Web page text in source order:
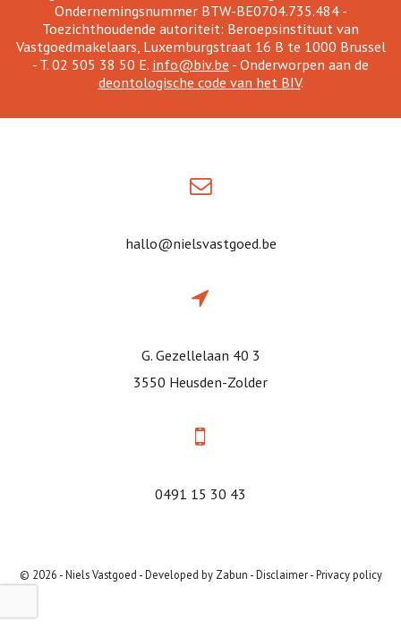
Ondernemingsnummer BTW-BE0704.735.484 -
Toezichthoudende autoriteit: Beroepsinstituut van
Vastgoedmakelaars, Luxemburgstraat 16 B te 1000 Brussel
- T. 02 505 38 50 E. info@biv.be - Onderworpen aan de
deontologische code van het BIV.
hallo@nielsvastgoed.be
G. Gezellelaan 40 3
3550 Heusden-Zolder
0491 15 30 43
© 2026 - Niels Vastgoed -Developed by Zabun -Disclaimer-Privacy policy